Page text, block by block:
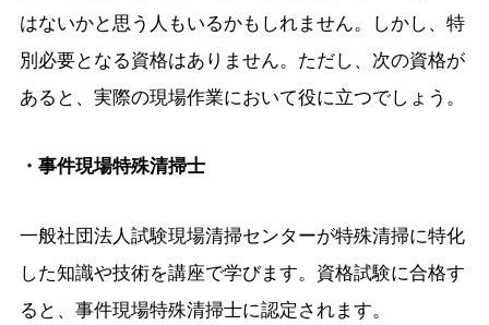
はないかと思う人もいるかもしれません。しかし、特
別必要となる資格はありません。ただし、次の資格が
あると、実際の現場作業において役に立つでしょう。
・事件現場特殊清掃士
一般社団法人試験現場清掃センターが特殊清掃に特化
した知識や技術を講座で学びます。資格試験に合格す
ると、事件現場特殊清掃士に認定されます。